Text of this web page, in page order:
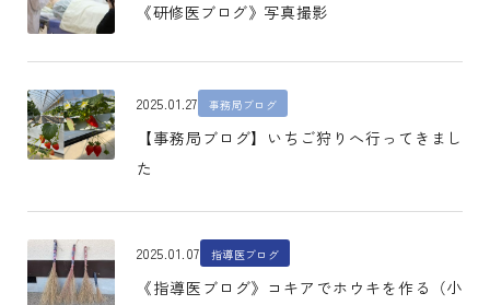
《研修医ブログ》写真撮影
2025.01.27 事務局ブログ
【事務局ブログ】いちご狩りへ行ってきまし
た
2025.01.07 指導医ブログ
《指導医ブログ》コキアでホウキを作る（小